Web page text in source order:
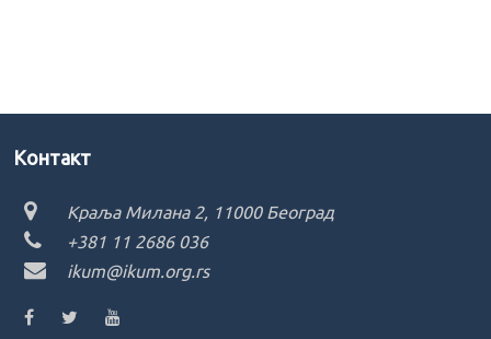
Kонтакт
Краља Милана 2, 11000 Београд
+381 11 2686 036
ikum@ikum.org.rs